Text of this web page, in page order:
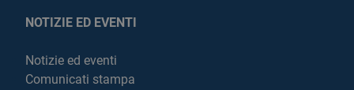
NOTIZIE ED EVENTI
Notizie ed eventi
Comunicati stampa